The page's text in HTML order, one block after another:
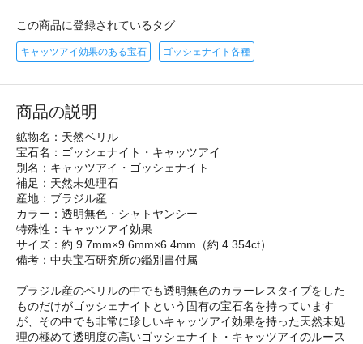
この商品に登録されているタグ
キャッツアイ効果のある宝石 ゴッシェナイト各種
商品の説明
鉱物名：天然ベリル
宝石名：ゴッシェナイト・キャッツアイ
別名：キャッツアイ・ゴッシェナイト
補足：天然未処理石
産地：ブラジル産
カラー：透明無色・シャトヤンシー
特殊性：キャッツアイ効果
サイズ：約 9.7mm×9.6mm×6.4mm（約 4.354ct）
備考：中央宝石研究所の鑑別書付属
ブラジル産のベリルの中でも透明無色のカラーレスタイプをした
ものだけがゴッシェナイトという固有の宝石名を持っています
が、その中でも非常に珍しいキャッツアイ効果を持った天然未処
理の極めて透明度の高いゴッシェナイト・キャッツアイのルース